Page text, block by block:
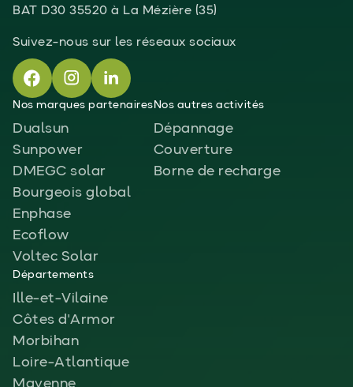
BAT D30 35520 à La Mézière (35)
Suivez-nous sur les réseaux sociaux
Nos marques partenaires
Dualsun
Sunpower
DMEGC solar
Bourgeois global
Enphase
Ecoflow
Voltec Solar
Nos autres activités
Dépannage
Couverture
Borne de recharge
Départements
Ille-et-Vilaine
Côtes d'Armor
Morbihan
Loire-Atlantique
Mayenne